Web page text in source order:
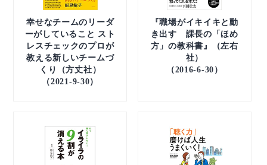
幸せなチームのリーダ
ーがしていること スト
レスチェックのプロが
教える新しいチームづ
くり（方丈社）
（2021-9-30）
『職場がイキイキと動
き出す 課長の「ほめ
方」の教科書』（左右
社）
（2016-6-30）